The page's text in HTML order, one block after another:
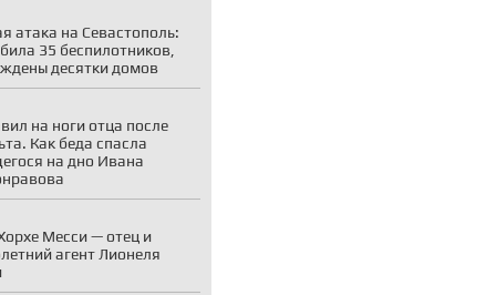
атака на Севастополь:
35 беспилотников,
десятки домов
на ноги отца после
Как беда спасла
на дно Ивана
Месси — отец и
агент Лионеля